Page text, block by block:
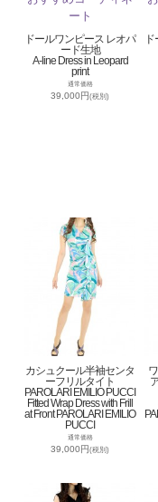
ドールワンピース レオパ
ード生地
A-line Dress in Leopard
print
通常価格
39,000円(税別)
カシュクール半袖センタ
ーフリルタイト
PAROLARI EMILIO PUCCI
Fitted Wrap Dress with Frill
at Front PAROLARI EMILIO
PUCCI
通常価格
39,000円(税別)